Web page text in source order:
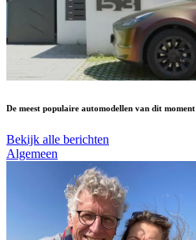
De meest populaire automodellen van dit moment
Bekijk alle berichten
Algemeen